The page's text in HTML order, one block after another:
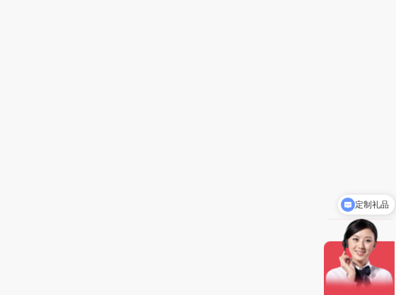
礼品批发价5-8折
定制礼品